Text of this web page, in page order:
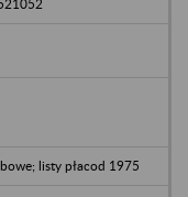
listy płacod 1975